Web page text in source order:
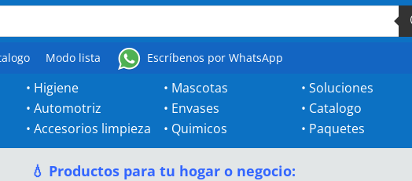
Modo lista Escríbenos por WhatsApp
• Higiene
•Automotriz
•Accesorios limpieza
• Mascotas
• Envases
• Quimicos
•Soluciones
• Catalogo
• Paquetes
💧 Productos para tu hogar o negocio: